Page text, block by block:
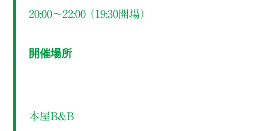
20:00～22:00 （19:30開場）
開催場所
本屋B&B